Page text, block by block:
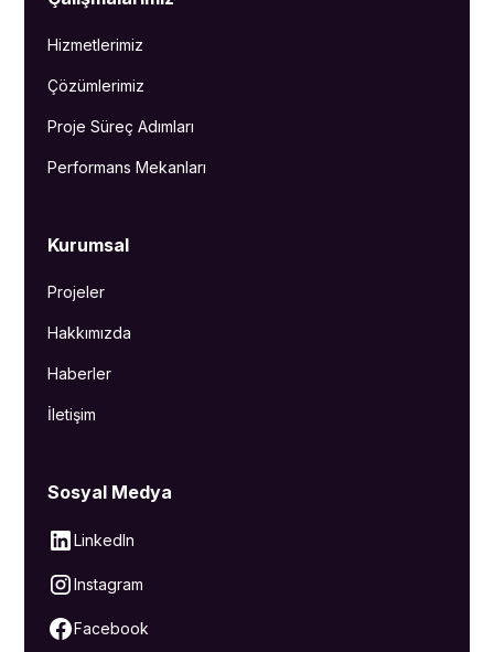
Hizmetlerimiz
Çözümlerimiz
Proje Süreç Adımları
Performans Mekanları
Kurumsal
Projeler
Hakkımızda
Haberler
İletişim
Sosyal Medya
LinkedIn
Instagram
Facebook